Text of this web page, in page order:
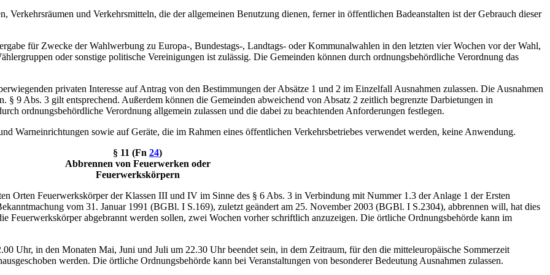
und Verkehrsmitteln, die der allgemeinen Benutzung dienen, ferner in öffentlichen Badeanstalten ist der Gebrauch dieser
für Zwecke der Wahlwerbung zu Europa-, Bundestags-, Landtags- oder Kommunalwahlen in den letzten vier Wochen vor der Wahl,
oder sonstige politische Vereinigungen ist zulässig. Die Gemeinden können durch ordnungsbehördliche Verordnung das
privaten Interesse auf Antrag von den Bestimmungen der Absätze 1 und 2 im Einzelfall Ausnahmen zulassen. Die Ausnahmen
9 Abs. 3 gilt entsprechend. Außerdem können die Gemeinden abweichend von Absatz 2 zeitlich begrenzte Darbietungen in
ordnungsbehördliche Verordnung allgemein zulassen und die dabei zu beachtenden Anforderungen festlegen.
Warneinrichtungen sowie auf Geräte, die im Rahmen eines öffentlichen Verkehrsbetriebes verwendet werden, keine Anwendung.
§ 11 (Fn 24)
Abbrennen von Feuerwerken oder
Feuerwerkskörpern
Orten Feuerwerkskörper der Klassen III und IV im Sinne des § 6 Abs. 3 in Verbindung mit Nummer 1.3 der Anlage 1 der Ersten
vom 31. Januar 1991 (BGBl. I S.169), zuletzt geändert am 25. November 2003 (BGBl. I S.2304), abbrennen will, hat dies
Feuerwerkskörper abgebrannt werden sollen, zwei Wochen vorher schriftlich anzuzeigen. Die örtliche Ordnungsbehörde kann im
Uhr, in den Monaten Mai, Juni und Juli um 22.30 Uhr beendet sein, in dem Zeitraum, für den die mitteleuropäische Sommerzeit
werden. Die örtliche Ordnungsbehörde kann bei Veranstaltungen von besonderer Bedeutung Ausnahmen zulassen.